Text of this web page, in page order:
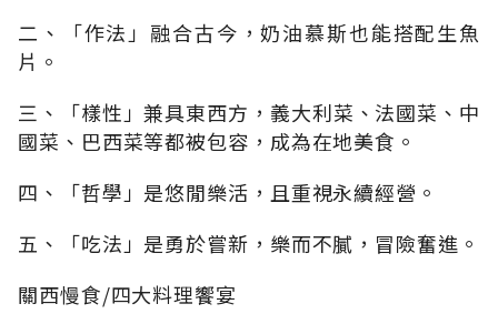
二、「作法」融合古今，奶油慕斯也能搭配生魚
片。
三、「樣性」兼具東西方，義大利菜、法國菜、中
國菜、巴西菜等都被包容，成為在地美食。
四、「哲學」是悠閒樂活，且重視永續經營。
五、「吃法」是勇於嘗新，樂而不膩，冒險奮進。
關西慢食/四大料理饗宴